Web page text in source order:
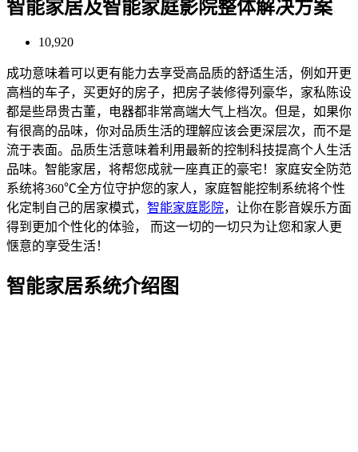
智能家居及智能家庭影院整体解决方案
10,920
成功意味着可以更有能力去享受高品质的舒适生活，例如开更
高档的车子，买更好的房子，把房子装修得列豪华，家私陈设
都是些昂贵古董，电器都非常高端大气上档次。但是，如果你
有很高的品味，你对品质生活的理解应该会更深层次，而不是
流于表面。品质生活意味着利用最新的控制科技提高个人生活
品味。智能家居，将帮您成就一座真正的豪宅！家庭安全防范
系统将360℃全方位守护您的家人，家庭智能控制系统将个性
化定制自己的居家模式， 智能家庭影院，让你在影音娱乐方面
得到更加个性化的体验， 而这一切的一切只为让您和家人更
惬意的享受生活！
智能家居系统介绍图